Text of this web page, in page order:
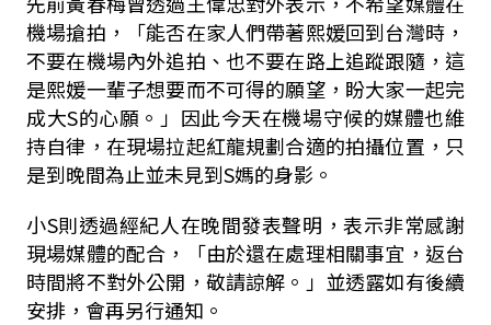
機場搶拍，「能否在家人們帶著熙媛回到台灣時，
不要在機場內外追拍、也不要在路上追蹤跟隨，這
是熙媛一輩子想要而不可得的願望，盼大家一起完
成大S的心願。」因此今天在機場守候的媒體也維
持自律，在現場拉起紅龍規劃合適的拍攝位置，只
是到晚間為止並未見到S媽的身影。
小S則透過經紀人在晚間發表聲明，表示非常感謝
現場媒體的配合，「由於還在處理相關事宜，返台
時間將不對外公開，敬請諒解。」並透露如有後續
安排，會再另行通知。